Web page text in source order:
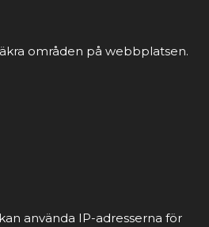
områden på webbplatsen.
använda IP-adresserna för